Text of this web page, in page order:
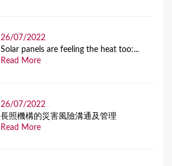
26/07/2022
Solar panels are feeling the heat too:...
Read More
26/07/2022
長照機構的災害風險溝通及管理
Read More